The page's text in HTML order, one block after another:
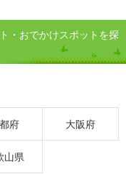
・おでかけスポットを探
府 大阪府
山県